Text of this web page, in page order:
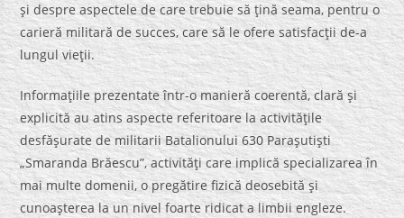
şi despre aspectele de care trebuie să ţină seama, pentru o
carieră militară de succes, care să le ofere satisfacţii de-a
lungul vieţii.
Informaţiile prezentate într-o manieră coerentă, clară şi
explicită au atins aspecte referitoare la activităţile
desfăşurate de militarii Batalionului 630 Paraşutişti
„Smaranda Brăescu”, activităţi care implică specializarea în
mai multe domenii, o pregătire fizică deosebită şi
cunoaşterea la un nivel foarte ridicat a limbii engleze.